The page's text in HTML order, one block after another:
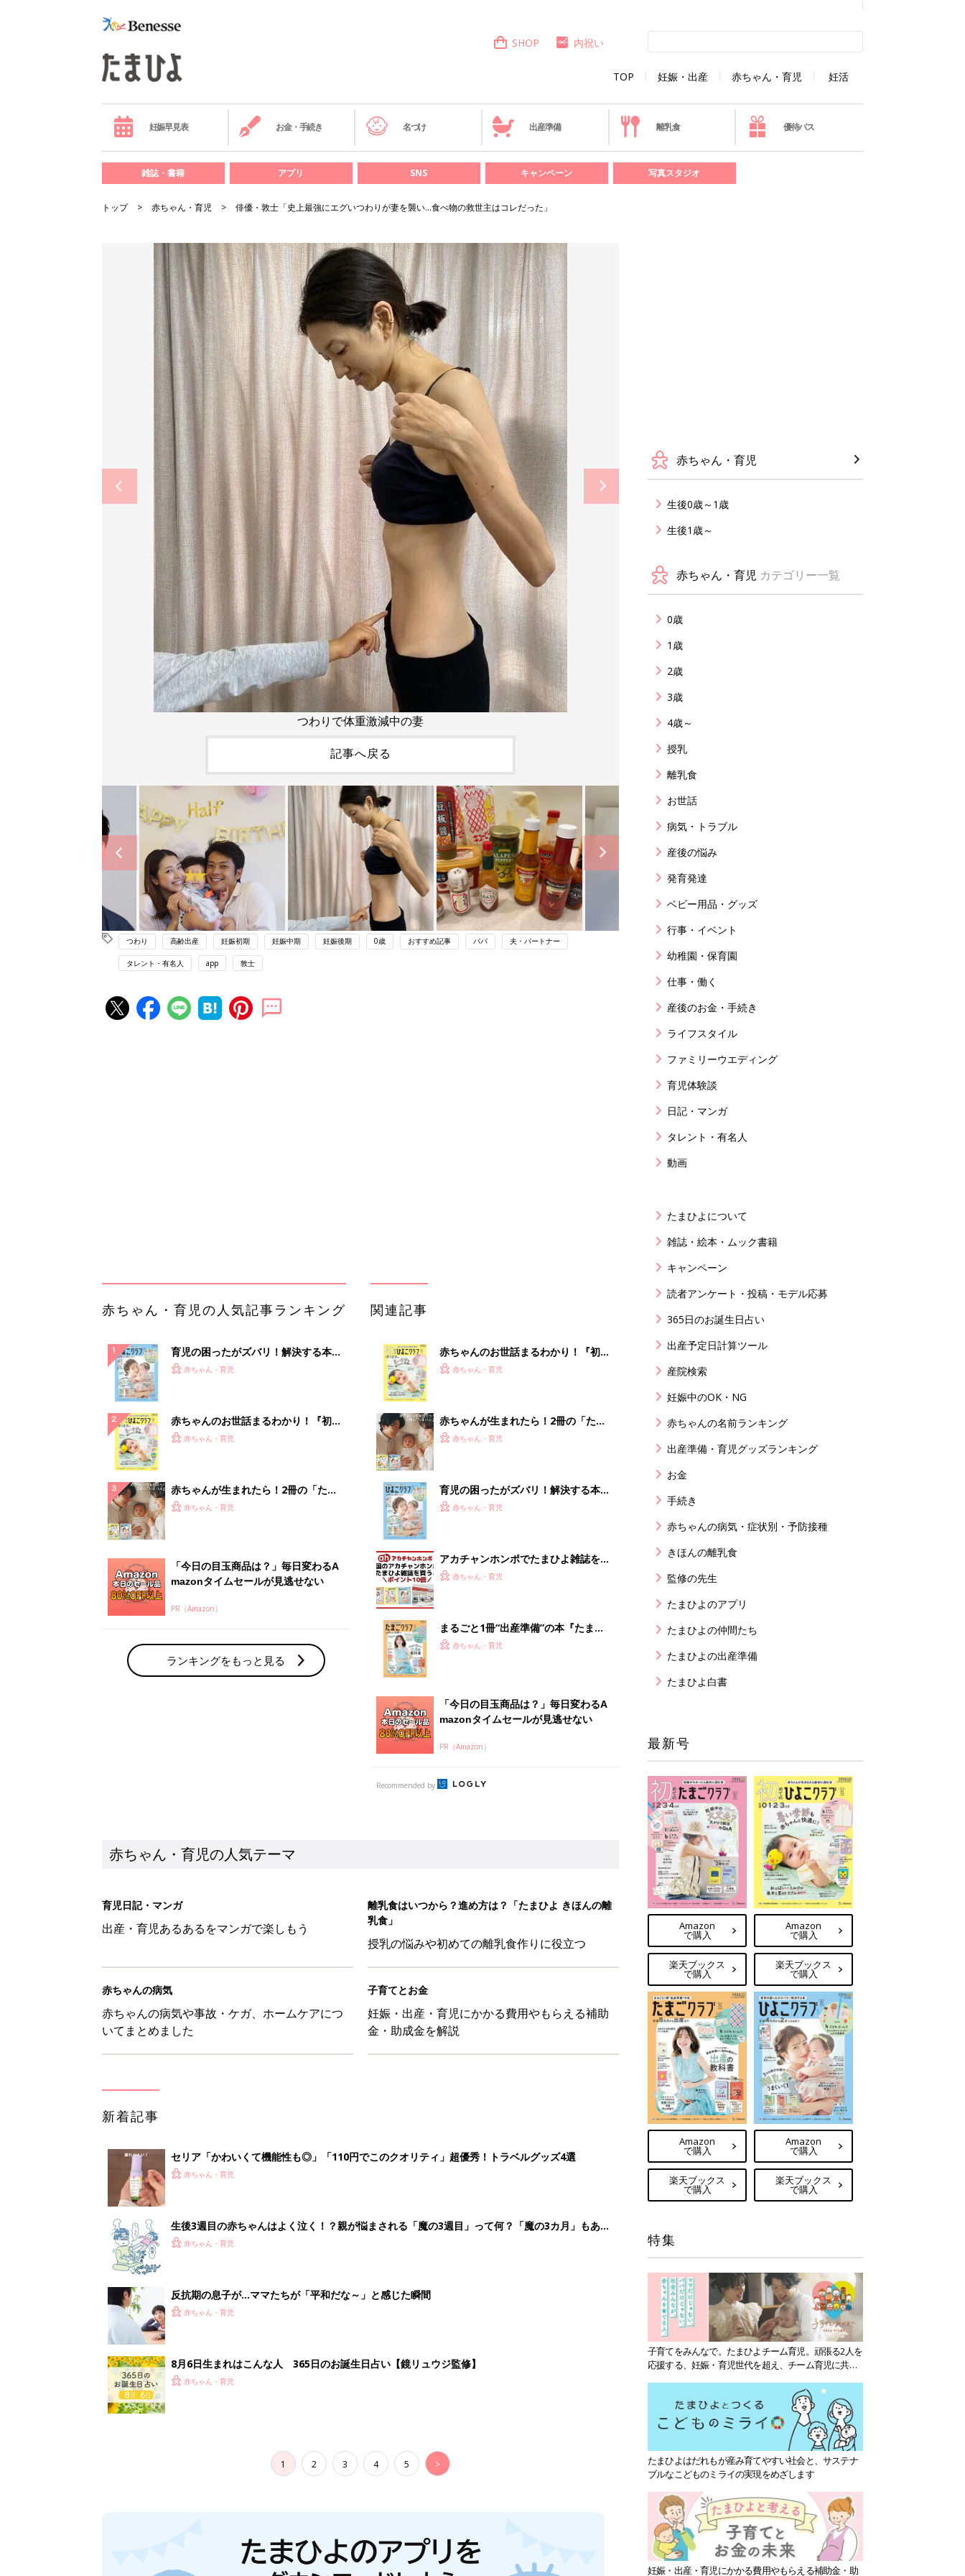
TOP 妊娠・出産 赤ちゃん・育児 妊活
SHOP 内祝い
妊娠早見表 お金・手続き 名づけ 出産準備 離乳食 優待パス
雑誌・書籍 アプリ SNS キャンペーン 写真スタジオ
トップ 赤ちゃん・育児 俳優・敦士「史上最強にエグいつわりが妻を襲い…食べ物の救世主はコレだった」
つわりで体重激減中の妻
記事へ戻る
つわり 高齢出産 妊娠初期 妊娠中期 妊娠後期 0歳 おすすめ記事 パパ 夫・パートナー
タレント・有名人 app 敦士
mazonタイムセールが見逃せない
PR（Amazon）
ランキングをもっと見る
夫婦で予習する 出産の教科書
mazonタイムセールが見逃せない
PR（Amazon）
赤ちゃん・育児の人気テーマ
育児日記・マンガ
離乳食はいつから？進め方は？「たまひよ きほんの離
授乳の悩みや初めての離乳食作りに役立つ
子育てとお金
妊娠・出産・育児にかかる費用やもらえる補助
金・助成金を解説
セリア「かわいくて機能性も◎」「110円でこのクオリティ」超優秀！トラベルグッズ4選
赤ちゃん・育児
生後3週目の赤ちゃんはよく泣く！？親が悩まされる「魔の3週目」って何？「魔の3カ月」もある
赤ちゃん・育児
反抗期の息子が...ママたちが「平和だな～」と感じた瞬間
1 2 3 4 5 >
赤ちゃん・育児
生後0歳～1歳
生後1歳～
赤ちゃん・育児 カテゴリー一覧
0歳
1歳
2歳
3歳
4歳～
授乳
離乳食
お世話
病気・トラブル
産後の悩み
発育発達
ベビー用品・グッズ
行事・イベント
幼稚園・保育園
仕事・働く
産後のお金・手続き
ライフスタイル
ファミリーウエディング
育児体験談
日記・マンガ
タレント・有名人
動画
たまひよについて
雑誌・絵本・ムック書籍
キャンペーン
読者アンケート・投稿・モデル応募
365日のお誕生日占い
出産予定日計算ツール
産院検索
妊娠中のOK・NG
赤ちゃんの名前ランキング
出産準備・育児グッズランキング
お金
手続き
赤ちゃんの病気・症状別・予防接種
きほんの離乳食
監修の先生
たまひよのアプリ
たまひよの仲間たち
たまひよの出産準備
たまひよ白書
最新号
Amazon
で購入
楽天ブックス
で購入
Amazon
で購入
楽天ブックス
で購入
Amazon
で購入
楽天ブックス
で購入
Amazon
で購入
楽天ブックス
で購入
特集
子育てをみんなで。たまひよチーム育児。頑張る2人を
応援する、妊娠・育児世代を超え、チーム育児に共感
たまひよはだれもが産み育てやすい社会と、サステナ
ブルなこどものミライの実現をめざします
妊娠・出産・育児にかかる費用やもらえる補助金・助